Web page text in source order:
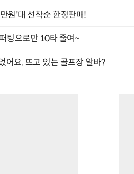
원'대 선착순 한정판매!
팅으로만 10타 줄여~
요. 뜨고 있는 골프장 알바?